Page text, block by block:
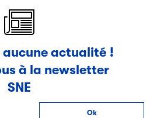
aucune actualité !
à la newsletter
SNE